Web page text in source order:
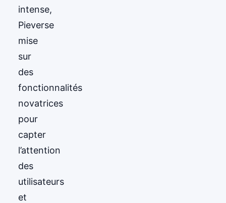
intense,
Pieverse
mise
sur
des
fonctionnalités
novatrices
pour
capter
l’attention
des
utilisateurs
et